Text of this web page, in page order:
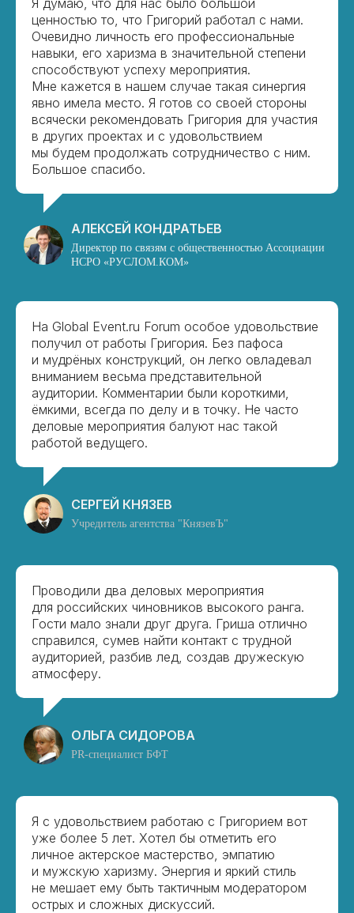
Я думаю, что для нас было большой
ценностью то, что Григорий работал с нами.
Очевидно личность его профессиональные
навыки, его харизма в значительной степени
способствуют успеху мероприятия.
Мне кажется в нашем случае такая синергия
явно имела место. Я готов со своей стороны
всячески рекомендовать Григория для участия
в других проектах и с удовольствием
мы будем продолжать сотрудничество с ним.
Большое спасибо.
АЛЕКСЕЙ КОНДРАТЬЕВ
Директор по связям с общественностью Ассоциации
НСРО «РУСЛОМ.КОМ»
На Global Event.ru Forum особое удовольствие
получил от работы Григория. Без пафоса
и мудрёных конструкций, он легко овладевал
вниманием весьма представительной
аудитории. Комментарии были короткими,
ёмкими, всегда по делу и в точку. Не часто
деловые мероприятия балуют нас такой
работой ведущего.
СЕРГЕЙ КНЯЗЕВ
Учредитель агентства "КнязевЪ"
Проводили два деловых мероприятия
для российских чиновников высокого ранга.
Гости мало знали друг друга. Гриша отлично
справился, сумев найти контакт с трудной
аудиторией, разбив лед, создав дружескую
атмосферу.
ОЛЬГА СИДОРОВА
PR-специалист БФТ
Я с удовольствием работаю с Григорием вот
уже более 5 лет. Хотел бы отметить его
личное актерское мастерство, эмпатию
и мужскую харизму. Энергия и яркий стиль
не мешает ему быть тактичным модератором
острых и сложных дискуссий.